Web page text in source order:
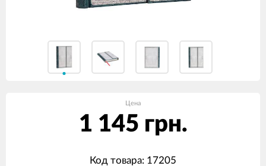
Цена
1 145 грн.
Код товара: 17205